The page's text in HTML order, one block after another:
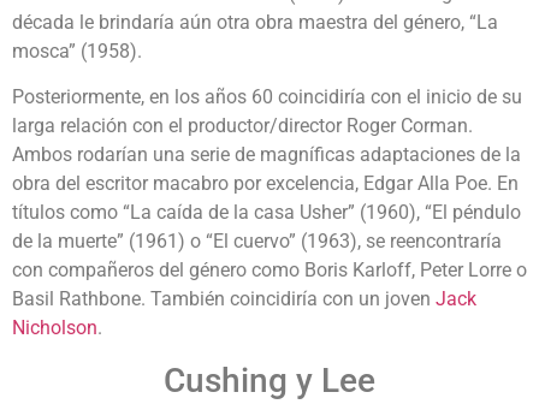
década le brindaría aún otra obra maestra del género, “La
mosca” (1958).
Posteriormente, en los años 60 coincidiría con el inicio de su
larga relación con el productor/director Roger Corman.
Ambos rodarían una serie de magníficas adaptaciones de la
obra del escritor macabro por excelencia, Edgar Alla Poe. En
títulos como “La caída de la casa Usher” (1960), “El péndulo
de la muerte” (1961) o “El cuervo” (1963), se reencontraría
con compañeros del género como Boris Karloff, Peter Lorre o
Basil Rathbone. También coincidiría con un joven Jack
Nicholson.
Cushing y Lee